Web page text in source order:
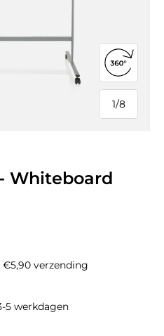
1/
van
8
360°-
Whiteboard
verzending
5 werkdagen